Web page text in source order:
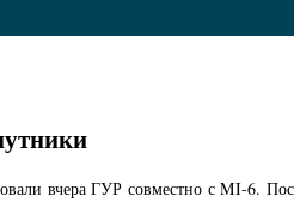
вчера ГУР совместно с MI-6.